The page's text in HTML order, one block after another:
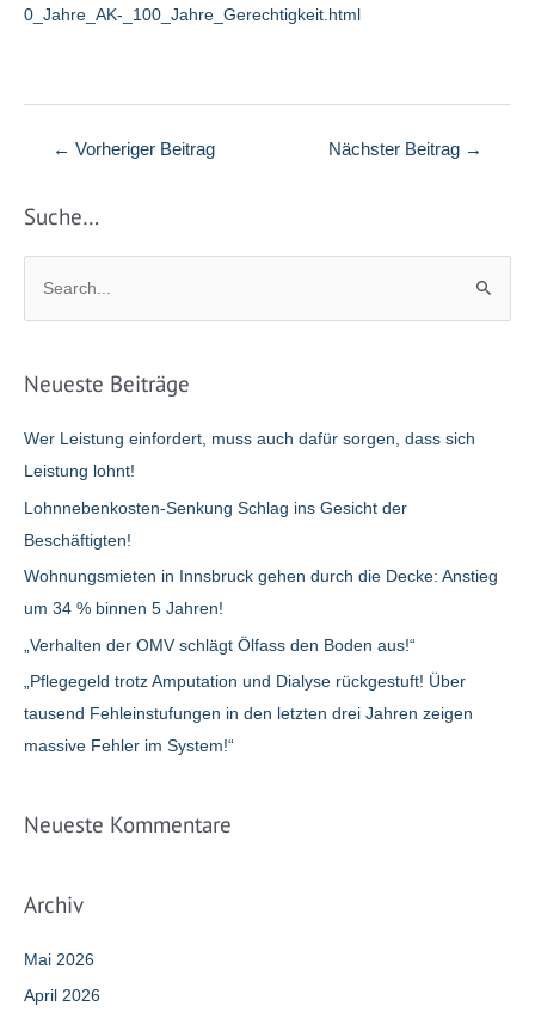
0_Jahre_AK-_100_Jahre_Gerechtigkeit.html
Beitragsnavigation
← Vorheriger Beitrag Nächster Beitrag →
Suche…
n
n
Neueste Beiträge
Wer Leistung einfordert, muss auch dafür sorgen, dass sich
Leistung lohnt!
Lohnnebenkosten-Senkung Schlag ins Gesicht der
Beschäftigten!
Wohnungsmieten in Innsbruck gehen durch die Decke: Anstieg
um 34 % binnen 5 Jahren!
„Verhalten der OMV schlägt Ölfass den Boden aus!“
„Pflegegeld trotz Amputation und Dialyse rückgestuft! Über
tausend Fehleinstufungen in den letzten drei Jahren zeigen
massive Fehler im System!“
Neueste Kommentare
Archiv
Mai 2026
April 2026